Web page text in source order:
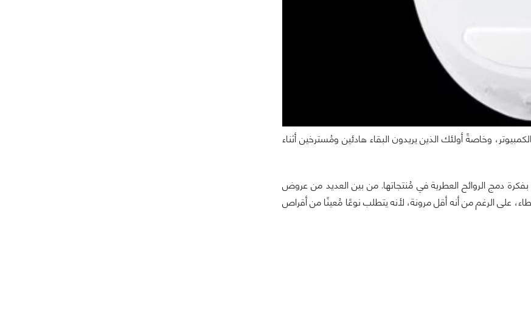
وخاصةً أولئك الذين يريدون البقاء هادئين ومُسترخين أثناء
ومن المُثير للاهتمام أن هذه ليست المرة الأولى التي تتلاعب فيها ASUS بفكرة دمج الروائح العطرية في مُنتجاتها. من بين العديد من عروض
على الرغم من أنه أقل مرونة، لأنه يتطلب نوعًا مُعينًا من أقراص